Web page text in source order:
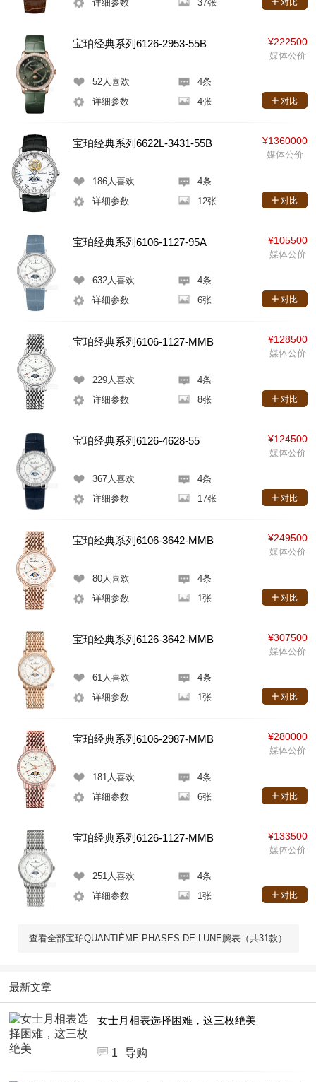
详细参数 37张
宝珀经典系列6126-2953-55B
52人喜欢
4条
详细参数
4张
¥222500
媒体公价
对比
宝珀经典系列6622L-3431-55B
186人喜欢
4条
详细参数
12张
¥1360000
媒体公价
对比
宝珀经典系列6106-1127-95A
632人喜欢
4条
详细参数
6张
¥105500
媒体公价
对比
宝珀经典系列6106-1127-MMB
229人喜欢
4条
详细参数
8张
¥128500
媒体公价
对比
宝珀经典系列6126-4628-55
367人喜欢
4条
详细参数
17张
¥124500
媒体公价
对比
宝珀经典系列6106-3642-MMB
80人喜欢
4条
详细参数
1张
¥249500
媒体公价
对比
宝珀经典系列6126-3642-MMB
61人喜欢
4条
详细参数
1张
¥307500
媒体公价
对比
宝珀经典系列6106-2987-MMB
181 人喜欢
4条
详细参数
6张
¥280000
媒体公价
对比
宝珀经典系列6126-1127-MMB
251人喜欢
4条
详细参数
1张
¥133500
媒体公价
对比
查看全部宝珀QUANTIÈME PHASES DE LUNE腕表（共31款）
最新文章
女士月相表选择困难，这三枚绝美
1 导购